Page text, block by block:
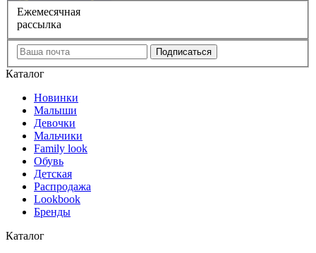
Ежемесячная
рассылка
Каталог
Новинки
Малыши
Девочки
Мальчики
Family look
Обувь
Детская
Распродажа
Lookbook
Бренды
Каталог